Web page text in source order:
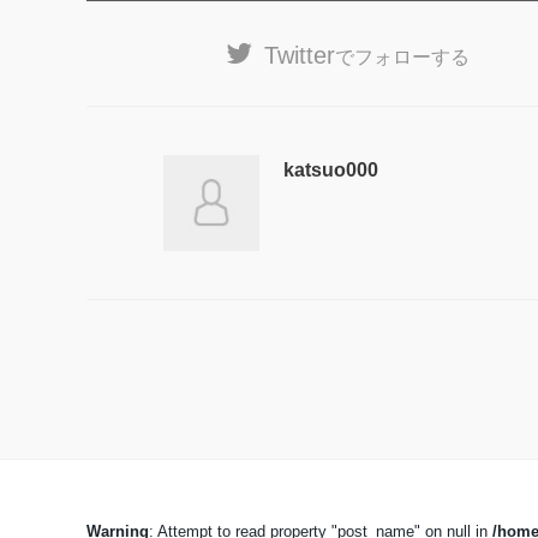
Twitterでフォローする
katsuo000
Warning: Attempt to read property "post_name" on null in /